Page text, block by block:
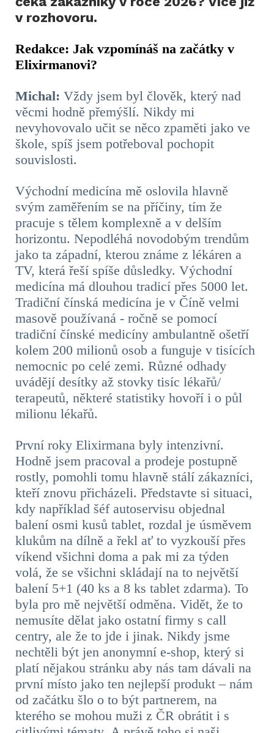
v rozhovoru.
Redakce: Jak vzpomínáš na začátky v
Elixirmanovi?
Michal: Vždy jsem byl člověk, který nad
věcmi hodně přemýšlí. Nikdy mi
nevyhovovalo učit se něco zpaměti jako ve
škole, spíš jsem potřeboval pochopit
souvislosti.
Východní medicína mě oslovila hlavně
svým zaměřením se na příčiny, tím že
pracuje s tělem komplexně a v delším
horizontu. Nepodléhá novodobým trendům
jako ta západní, kterou známe z lékáren a
TV, která řeší spíše důsledky. Východní
medicína má dlouhou tradicí přes 5000 let.
Tradiční čínská medicína je v Číně velmi
masově používaná - ročně se pomocí
tradiční čínské medicíny ambulantně ošetří
kolem 200 milionů osob a funguje v tisících
nemocnic po celé zemi. Různé odhady
uvádějí desítky až stovky tisíc lékařů/
terapeutů, některé statistiky hovoří i o půl
milionu lékařů.
První roky Elixirmana byly intenzivní.
Hodně jsem pracoval a prodeje postupně
rostly, pomohli tomu hlavně stálí zákazníci,
kteří znovu přicházeli. Představte si situaci,
kdy například šéf autoservisu objednal
balení osmi kusů tablet, rozdal je úsměvem
klukům na dílně a řekl ať to vyzkouší přes
víkend všichni doma a pak mi za týden
volá, že se všichni skládají na to největší
balení 5+1 (40 ks a 8 ks tablet zdarma). To
byla pro mě největší odměna. Vidět, že to
nemusíte dělat jako ostatní firmy s call
centry, ale že to jde i jinak. Nikdy jsme
nechtěli být jen anonymní e-shop, který si
platí nějakou stránku aby nás tam dávali na
první místo jako ten nejlepší produkt – nám
od začátku šlo o to být partnerem, na
kterého se mohou muži z ČR obrátit i s